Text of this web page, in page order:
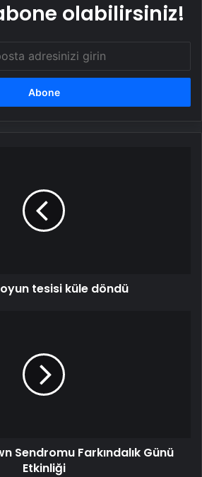
olabilirsiniz!
tesisi küle döndü
Sendromu Farkındalık Günü
Etkinliği